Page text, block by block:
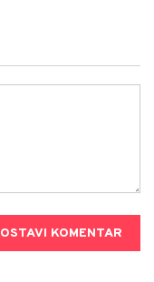
OSTAVI KOMENTAR